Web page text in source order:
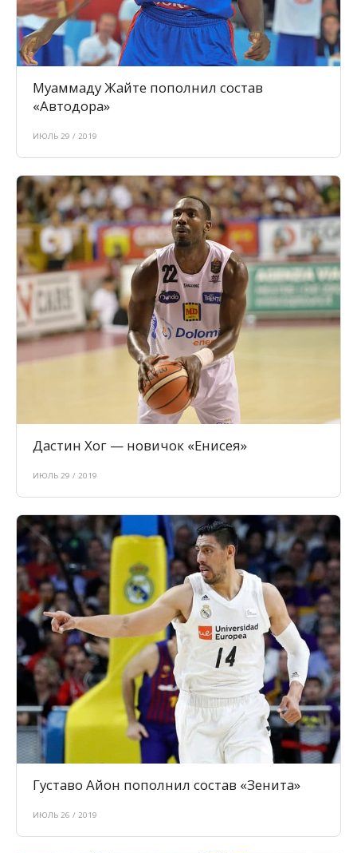
Муаммаду Жайте пополнил состав
«Автодора»
ИЮЛЬ 29 / 2019
Дастин Хог — новичок «Енисея»
ИЮЛЬ 29 / 2019
Густаво Айон пополнил состав «Зенита»
ИЮЛЬ 26 / 2019